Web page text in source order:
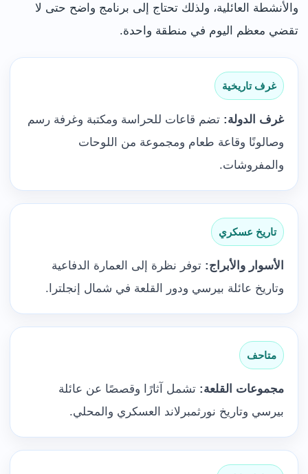
والأنشطة العائلية، ولذلك تحتاج إلى برنامج واضح حتى لا
تقضي معظم اليوم في منطقة واحدة.
غرف تاريخية
غرف الدولة: تضم قاعات للحراسة ومكتبة وغرفة رسم
وصالونًا وقاعة طعام ومجموعة من اللوحات
والمفروشات.
تاريخ عسكري
الأسوار والأبراج: توفر نظرة إلى العمارة الدفاعية
وتاريخ عائلة بيرسي ودور القلعة في شمال إنجلترا.
متاحف
مجموعات القلعة: تشمل آثارًا وقصصًا عن عائلة
بيرسي وتاريخ نورثمبرلاند العسكري والمحلي.